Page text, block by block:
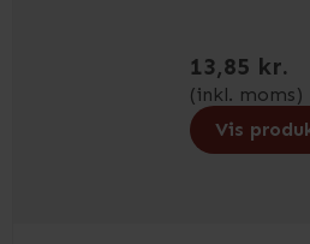
13,85 kr.
(inkl. moms)
Vis